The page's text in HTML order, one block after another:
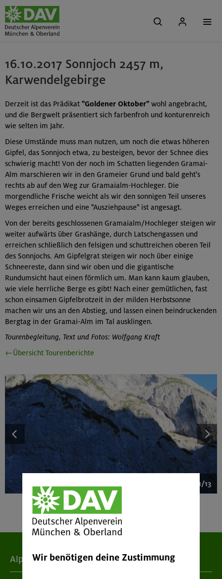
16.10.2017 Sonnjoch 2457 m,
Karwendelgebirge
Derzeit ist das Prädikat "Goldener Oktober" wohl angebracht,
und die Bergwelt präsentiert sich farbenfroh und konturenreich
wie selten im Jahr.
Diese Umstände muss man nutzen, um noch die etwas höheren
Gipfel, das Sonnjoch etwa, zu besteigen, bevor der Schnee dies
schwierig macht! Von der noch im Schatten liegenden Gramai-
Alm marschieren wir in den Grameier Grund und bald geht's
rechts ab auf den Weg zur Gramaialm-Hochleger. Die
morgendliche Frische weicht als wir den sonnigen Teil unseres
Weges erreichen und eine "Ausziehpause" ist angesagt.
Von der bereits geschlossenen Gramaialm/Hochleger steigen wir
weiter aufwärts über Grashänge, durch Latschengassen und
erreichen schließlich den felsigen und schuttreichen oberen Teil
des Sonnjochs. Am Gipfelgrat steigen wir noch über einige
Schneereste, dann sind wir oben und die gigantische
Rundumsicht haut einen förmlich um. Man kann kaum glauben,
wie viele herrliche Berge es gibt! Nach einer gemütlichen, fast
schon einsamen Gipfelbrotzeit in der milden Herbstsonne
machen wir uns an den Abstieg, und lassen einen beindruckenden
Bergtag in der Gramai-Alm im Tal ausklingen.
Tourenbegleitung, Text und Fotos: Wolfgang Kraft
←Übersicht Tourenberichte
1/13
Alpenverein
Wir benötigen deine Zustimmung